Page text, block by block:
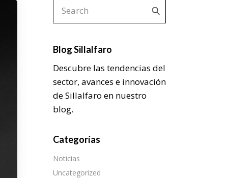
Search
for:
Blog Sillalfaro
Descubre las tendencias del
sector, avances e innovación
de Sillalfaro en nuestro
blog.
Categorías
Noticias
Uncategorized